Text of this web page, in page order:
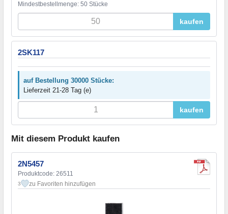
Mindestbestellmenge: 50 Stücke
kaufen
2SK117
auf Bestellung 30000 Stücke:
Lieferzeit 21-28 Tag (e)
kaufen
Mit diesem Produkt kaufen
2N5457
Produktcode: 26511
3 zu Favoriten hinzufügen